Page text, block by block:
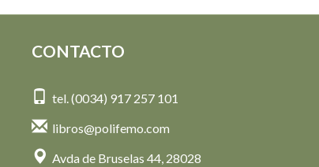
CONTACTO
tel. (0034) 917 257 101
libros@polifemo.com
Avda de Bruselas 44, 28028